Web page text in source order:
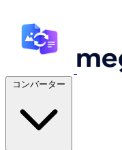
コンバーター